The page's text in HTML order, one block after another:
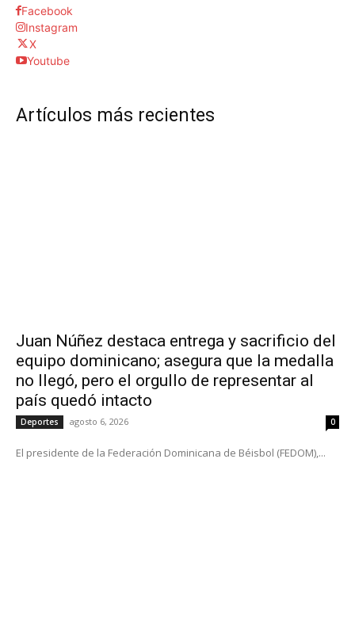
Facebook
Instagram
X
Youtube
Artículos más recientes
Juan Núñez destaca entrega y sacrificio del
equipo dominicano; asegura que la medalla
no llegó, pero el orgullo de representar al
país quedó intacto
Deportes agosto 6, 2026 0
El presidente de la Federación Dominicana de Béisbol (FEDOM),...